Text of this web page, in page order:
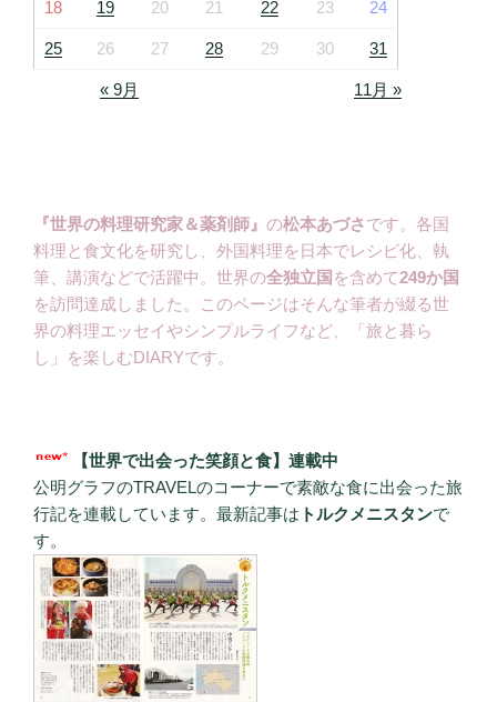
18 19 20 21 22 23 24
25 26 27 28 29 30 31
« 9月 11月 »
『世界の料理研究家＆薬剤師』 の松本あづさです。各国
料理と食文化を研究し、外国料理を日本でレシピ化、執
筆、講演などで活躍中。世界の全独立国 を含めて249か国
を訪問達成しました。このページはそんな筆者が綴る世
界の料理エッセイやシンプルライフなど、「旅と暮ら
し」を楽しむDIARYです。
【世界で出会った笑顔と食】連載中
公明グラフのTRAVELのコーナーで素敵な食に出会った旅
行記を連載しています。最新記事は トルクメニスタンで
す。